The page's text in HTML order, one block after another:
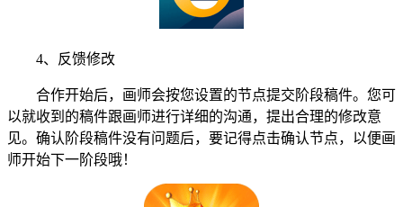
4、反馈修改
合作开始后，画师会按您设置的节点提交阶段稿件。您可
以就收到的稿件跟画师进行详细的沟通，提出合理的修改意
见。确认阶段稿件没有问题后，要记得点击确认节点，以便画
师开始下一阶段哦！